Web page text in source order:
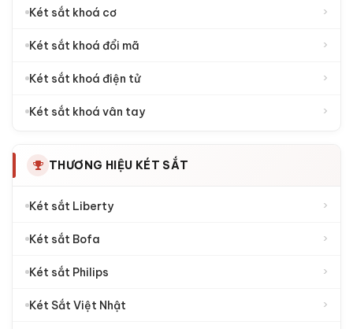
Két sắt khoá cơ ›
Két sắt khoá đổi mã ›
Két sắt khoá điện tử ›
Két sắt khoá vân tay ›
THƯƠNG HIỆU KÉT SẮT
Két sắt Liberty ›
Két sắt Bofa ›
Két sắt Philips ›
Két Sắt Việt Nhật ›